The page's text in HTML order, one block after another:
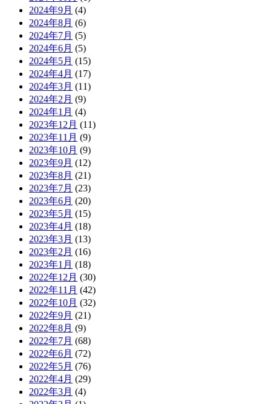
2024年9月 (4)
2024年8月 (6)
2024年7月 (5)
2024年6月 (5)
2024年5月 (15)
2024年4月 (17)
2024年3月 (11)
2024年2月 (9)
2024年1月 (4)
2023年12月 (11)
2023年11月 (9)
2023年10月 (9)
2023年9月 (12)
2023年8月 (21)
2023年7月 (23)
2023年6月 (20)
2023年5月 (15)
2023年4月 (18)
2023年3月 (13)
2023年2月 (16)
2023年1月 (18)
2022年12月 (30)
2022年11月 (42)
2022年10月 (32)
2022年9月 (21)
2022年8月 (9)
2022年7月 (68)
2022年6月 (72)
2022年5月 (76)
2022年4月 (29)
2022年3月 (4)